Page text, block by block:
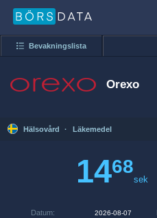
Bevakningslista
Orexo
Hälsovård · Läkemedel
1468
sek
Datum: 2026-08-07